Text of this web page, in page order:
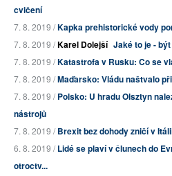
cvičení
7. 8. 2019 /Kapka prehistorické vody
7. 8. 2019 /Karel Dolejší Jaké to je -
7. 8. 2019 /Katastrofa v Rusku: Co se
7. 8. 2019 /Maďarsko: Vládu naštvalo
7. 8. 2019 /Polsko: U hradu Olsztyn
nástrojů
7. 8. 2019 /Brexit bez dohody zničí v
6. 8. 2019 /Lidé se plaví v člunech do
otroctv...